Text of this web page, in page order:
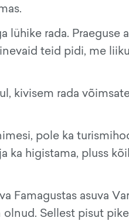
lühike rada. Praeguse
teid pidi, me
kivisem rada
pole ka
ka higistama, pluss
Famagustas asuva
Sellest pisut